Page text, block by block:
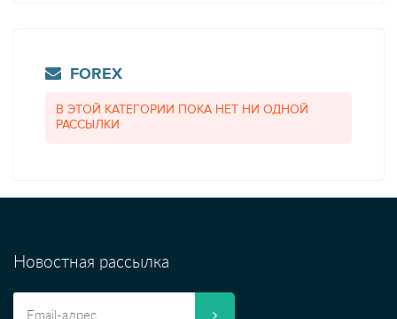
FOREX
В ЭТОЙ КАТЕГОРИИ ПОКА НЕТ НИ ОДНОЙ
РАССЫЛКИ
Новостная рассылка